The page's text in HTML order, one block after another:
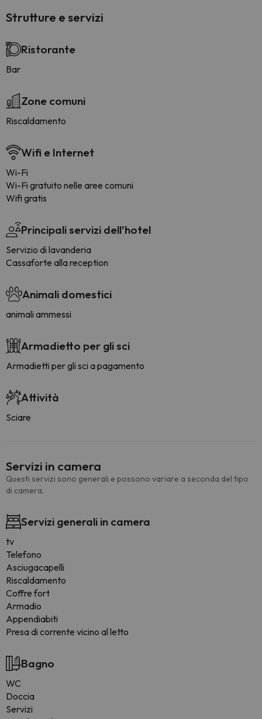
Strutture e servizi
Ristorante
Bar
Zone comuni
Riscaldamento
Wifi e Internet
Wi-Fi
Wi-Fi gratuito nelle aree comuni
Wifi gratis
Principali servizi dell'hotel
Servizio di lavanderia
Cassaforte alla reception
Animali domestici
animali ammessi
Armadietto per gli sci
Armadietti per gli sci a pagamento
Attività
Sciare
Servizi in camera
Questi servizi sono generali e possono variare a seconda del tipo
di camera.
Servizi generali in camera
tv
Telefono
Asciugacapelli
Riscaldamento
Coffre fort
Armadio
Appendiabiti
Presa di corrente vicino al letto
Bagno
WC
Doccia
Servizi